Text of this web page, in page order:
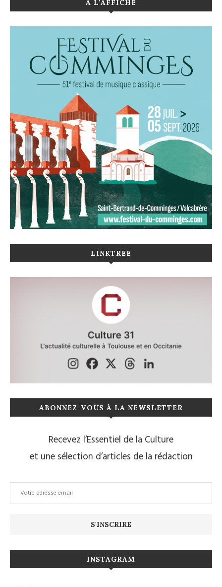
A L’AFFICHE
LINKTREE
ABONNEZ-VOUS À LA NEWSLETTER
Recevez l’Essentiel de la Culture
et une sélection d’articles de la rédaction
INSTAGRAM